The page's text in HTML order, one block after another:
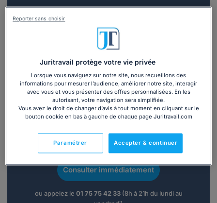
Recevoir des devis d'avocats
Vous souhaitez une consultation par
téléphone ?
Consulter immédiatement
ou appelez le 01 75 75 42 33(8h à 21h du lundi au
Juritravail protège votre vie privée
Lorsque vous naviguez sur notre site, nous recueillons des
informations pour mesurer l’audience, améliorer notre site, interagir
avec vous et vous présenter des offres personnalisées. En les
autorisant, votre navigation sera simplifiée.
Vous avez le droit de changer d’avis à tout moment en cliquant sur le
bouton cookie en bas à gauche de chaque page Juritravail.com
Accepter & continuer
Paramétrer
Reporter sans choisir